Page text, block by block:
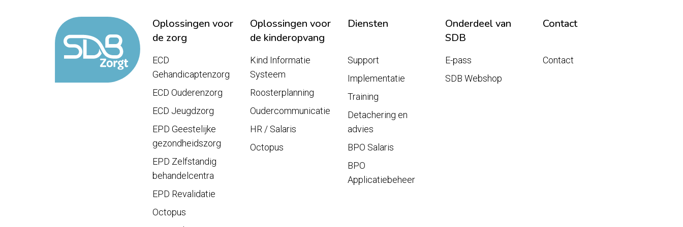
Oplossingen voor
de zorg
Oplossingen voor
de kinderopvang
Diensten
Onderdeel van
SDB
Contact
ECD
Gehandicaptenzorg
ECD Ouderenzorg
ECD Jeugdzorg
EPD Geestelijke
gezondheidszorg
EPD Zelfstandig
behandelcentra
EPD Revalidatie
Octopus
Kind Informatie
Systeem
Roosterplanning
Oudercommunicatie
HR / Salaris
Octopus
Support
Implementatie
Training
Detachering en
advies
BPO Salaris
BPO
Applicatiebeheer
E-pass
SDB Webshop
Contact